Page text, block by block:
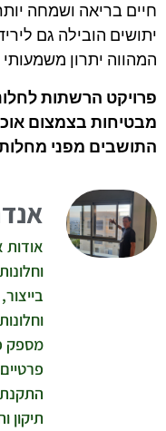
חיים בריאה ושמחה
יתושים הובילה גם
המהווה יתרון
פרויקט הרשתות
מבטיחות בצמצום
התושבים מפני
אודות
מספק
תיקון